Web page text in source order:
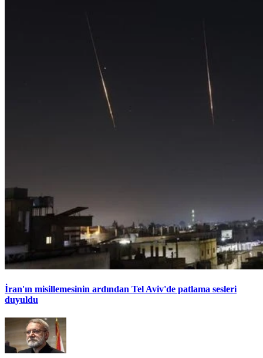
İran'ın misillemesinin ardından Tel Aviv'de patlama sesleri
duyuldu